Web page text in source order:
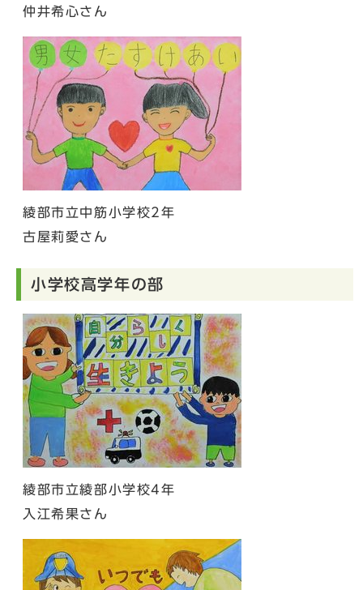
仲井希心さん
綾部市立中筋小学校2年
古屋莉愛さん
小学校高学年の部
綾部市立綾部小学校4年
入江希果さん